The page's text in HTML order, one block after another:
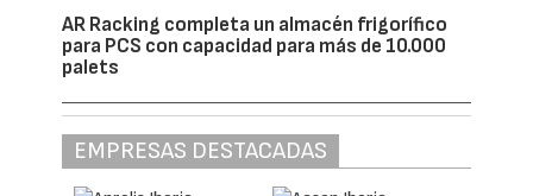
AR Racking completa un almacén frigorífico
para PCS con capacidad para más de 10.000
palets
EMPRESAS DESTACADAS